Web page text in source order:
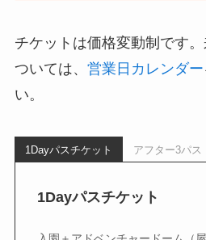
チケットは価格変動制です
ついては、 営業日カレンダー
い。
1Dayパスチケット アフター3パス
1Dayパスチケット